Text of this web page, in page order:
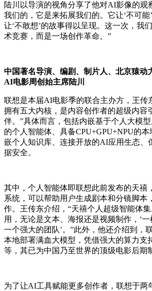
陆川以导演的视角分享了他对AI影像的观
我们的，它是来拓展我们的。它让‘不可能
让‘不敢想’的故事得以呈现。这一次，我
术竞赛，而是一场创作革命。”
中国著名导演、编剧、制片人、北京猿动
AI电影周创始主席陆川
联想是本届AI电影季的联合主办方，王传
拥有五大内核，是内容创作者的超级内容
伴。”具体而言，包括内嵌基于个人大模
的个人智能体、具备CPU+GPU+NPU的
嵌个人知识库、连接开放的AI应用生态、
据安全。
其中，个人智能体即联想此前发布的天禧
系统，可以帮助用户生成剧本和分镜脚本
作。王传东介绍，“天禧个人超级智能体
用，无论是文本、海报还是视频制作，‘一
一个强大的团队’。”此外，他还介绍到，
本地部署满血大模型，凭借强大的算力支
等，其已为中国乃至世界的顶级电影后期
为了让AI工具赋能更多创作者，联想于两